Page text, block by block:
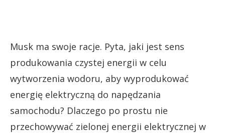
Musk ma swoje racje. Pyta, jaki jest sens
produkowania czystej energii w celu
wytworzenia wodoru, aby wyprodukować
energię elektryczną do napędzania
samochodu? Dlaczego po prostu nie
przechowywać zielonej energii elektrycznej w